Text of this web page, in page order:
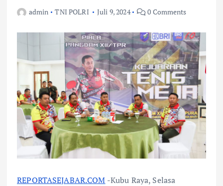
admin TNI POLRI Juli 9, 2024 0 Comments
REPORTASEJABAR.COM -Kubu Raya, Selasa